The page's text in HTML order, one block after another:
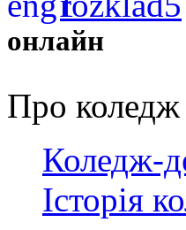
онлайн
Про коледж
Коледж-
Історія